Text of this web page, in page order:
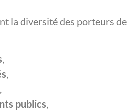
la diversité des porteurs de
publics